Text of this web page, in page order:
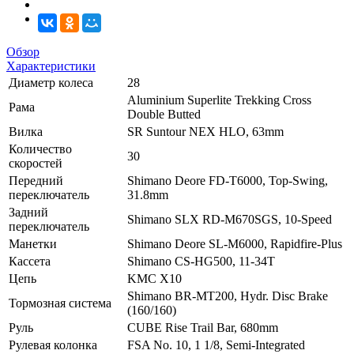
Обзор
Характеристики
Диаметр колеса
28
Рама
Aluminium Superlite Trekking Cross
Double Butted
Вилка
SR Suntour NEX HLO, 63mm
Количество
скоростей
30
Передний
переключатель
Shimano Deore FD-T6000, Top-Swing,
31.8mm
Задний
переключатель
Shimano SLX RD-M670SGS, 10-Speed
Манетки
Shimano Deore SL-M6000, Rapidfire-Plus
Кассета
Shimano CS-HG500, 11-34T
Цепь
KMC X10
Тормозная система
Shimano BR-MT200, Hydr. Disc Brake
(160/160)
Руль
CUBE Rise Trail Bar, 680mm
Рулевая колонка
FSA No. 10, 1 1/8, Semi-Integrated